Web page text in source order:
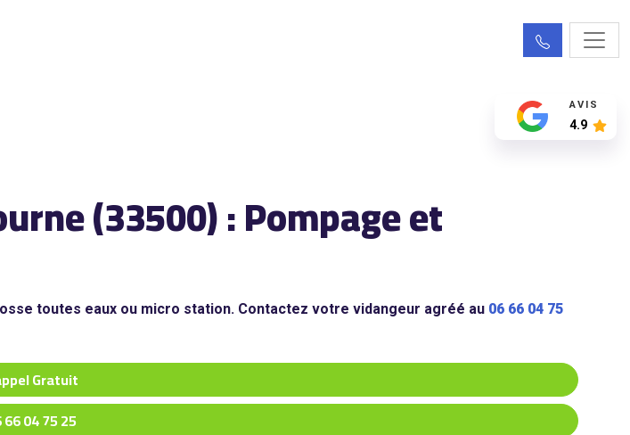
AVIS
4.9
(33500) : Pompage et
toutes eaux ou micro station. Contactez votre vidangeur agréé au 06 66 04 75
Gratuit
66 04 75 25